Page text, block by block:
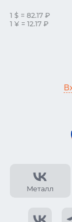
Металл
1 $ = 82.17 ₽
1 ¥ = 12.17 ₽